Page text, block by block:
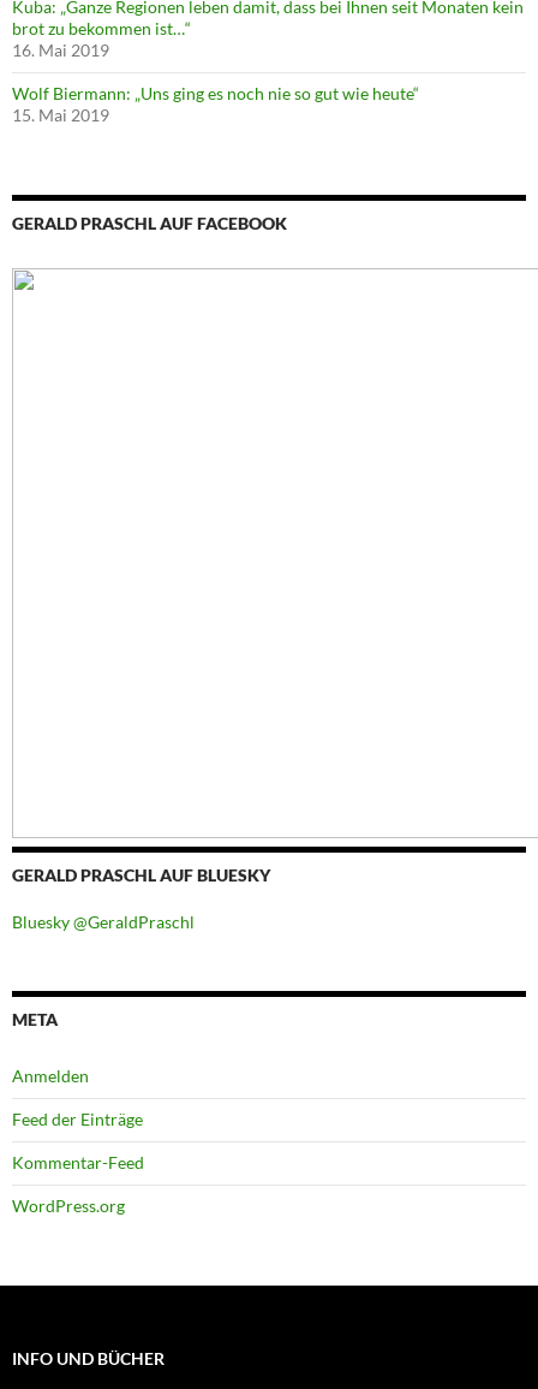
Kuba: „Ganze Regionen leben damit, dass bei Ihnen seit Monaten kein
brot zu bekommen ist…“
16. Mai 2019
Wolf Biermann: „Uns ging es noch nie so gut wie heute“
15. Mai 2019
GERALD PRASCHL AUF FACEBOOK
GERALD PRASCHL AUF BLUESKY
Bluesky @GeraldPraschl
META
Anmelden
Feed der Einträge
Kommentar-Feed
WordPress.org
INFO UND BÜCHER